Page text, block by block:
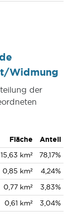
Widmung
der
Fläche
Anteil
15,63 km²
78,17%
0,85 km²
4,24%
0,77 km²
3,83%
0,61 km² 3,04%